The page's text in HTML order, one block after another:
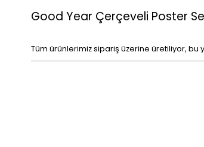
Good Year Çerçeveli Poster
Tüm ürünlerimiz sipariş üzerine üretiliyor, bu